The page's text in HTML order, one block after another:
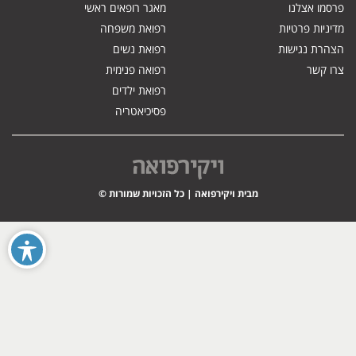
פרסמו אצלנו
מדיניות פרטיות
הצהרת נגישות
צרו קשר
מאגר רופאים ראשי
רפואת משפחה
רפואת נשים
רפואה פנימית
רפואת ילדים
פסיכיאטריה
מבית ויקירפואה | כל הזכויות שמורות ©